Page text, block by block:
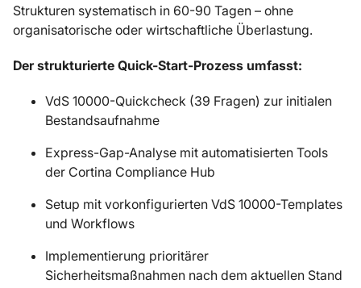
Strukturen systematisch in 60-90 Tagen – ohne
organisatorische oder wirtschaftliche Überlastung.
Der strukturierte Quick-Start-Prozess umfasst:
VdS 10000-Quickcheck (39 Fragen) zur initialen
Bestandsaufnahme
Express-Gap-Analyse mit automatisierten Tools
der Cortina Compliance Hub
Setup mit vorkonfigurierten VdS 10000-Templates
und Workflows
Implementierung prioritärer
Sicherheitsmaßnahmen nach dem aktuellen Stand